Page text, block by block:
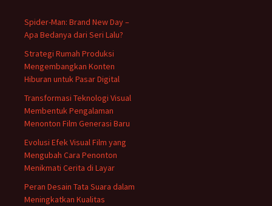
Spider-Man: Brand New Day –
Apa Bedanya dari Seri Lalu?
Strategi Rumah Produksi
Mengembangkan Konten
Hiburan untuk Pasar Digital
Transformasi Teknologi Visual
Membentuk Pengalaman
Menonton Film Generasi Baru
Evolusi Efek Visual Film yang
Mengubah Cara Penonton
Menikmati Cerita di Layar
Peran Desain Tata Suara dalam
Meningkatkan Kualitas